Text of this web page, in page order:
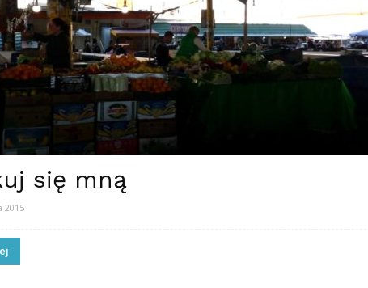
się mną
2015